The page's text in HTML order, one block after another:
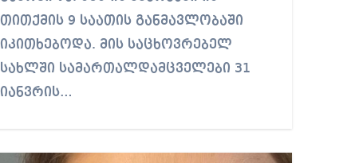
თითქმის 9 საათის განმავლობაში
იკითხებოდა. მის საცხოვრებელ
სახლში სამართალდამცველები 31
იანვრის…